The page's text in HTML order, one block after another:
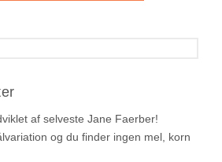
af selveste Jane Faerber!
og du finder ingen mel, korn